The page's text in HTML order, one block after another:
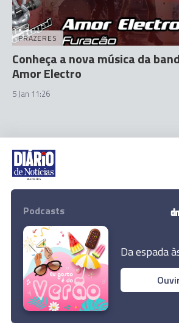
Nomes que marcaram o ano
PRAZERES
Conheça a nova música da
Amor Electro
5 Jan 11:26
Rua Dr. Fernão de Ornelas, 56 - 3º
9054-514 Funchal, Portugal
291 202 300
Download App
© 2021 Empresa Diário de Notícias, Lda.
reservados.
Podcasts
Da espada